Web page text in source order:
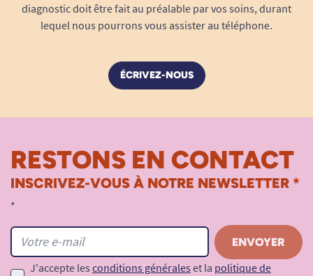
diagnostic doit être fait au préalable par vos soins, durant
lequel nous pourrons vous assister au téléphone.
ÉCRIVEZ-NOUS
RESTONS EN CONTACT
INSCRIVEZ-VOUS À NOTRE NEWSLETTER *
*
J'accepte les conditions générales et la politique de